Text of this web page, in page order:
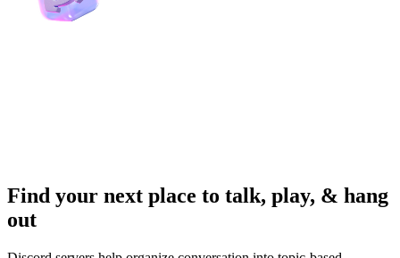
Find your next place to talk, play, & hang
out